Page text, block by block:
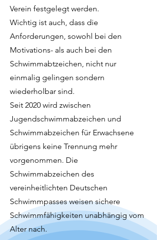
Verein festgelegt werden.
Wichtig ist auch, dass die
Anforderungen, sowohl bei den
Motivations- als auch bei den
Schwimmabtzeichen, nicht nur
einmalig gelingen sondern
wiederholbar sind.
Seit 2020 wird zwischen
Jugendschwimmabzeichen und
Schwimmabzeichen für Erwachsene
übrigens keine Trennung mehr
vorgenommen. Die
Schwimmabzeichen des
vereinheitlichten Deutschen
Schwimmpasses weisen sichere
Schwimmfähigkeiten unabhängig vom
Alter nach.